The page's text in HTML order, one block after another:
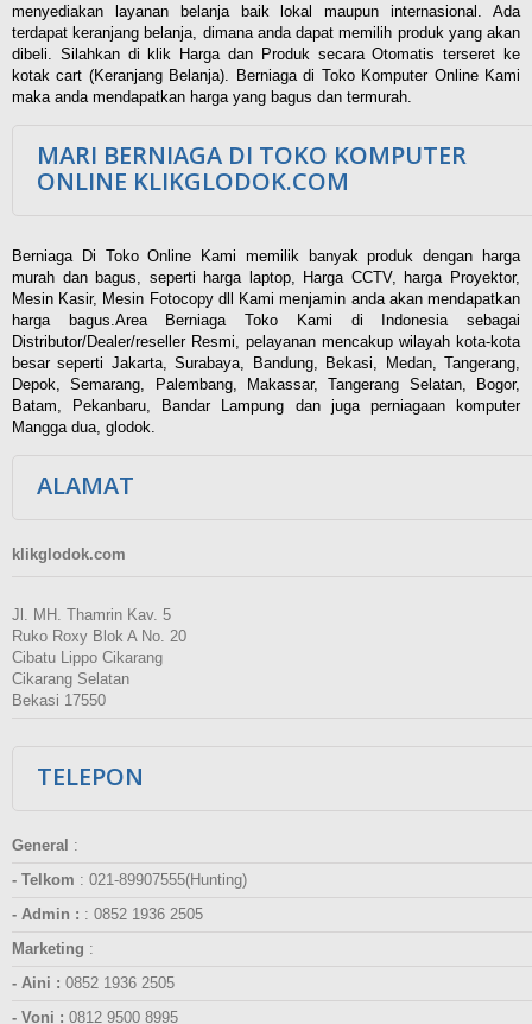
menyediakan layanan belanja baik lokal maupun internasional. Ada
terdapat keranjang belanja, dimana anda dapat memilih produk yang akan
dibeli. Silahkan di klik Harga dan Produk secara Otomatis terseret ke
kotak cart (Keranjang Belanja). Berniaga di Toko Komputer Online Kami
maka anda mendapatkan harga yang bagus dan termurah.
MARI BERNIAGA DI TOKO KOMPUTER
ONLINE KLIKGLODOK.COM
Berniaga Di Toko Online Kami memilik banyak produk dengan harga
murah dan bagus, seperti harga laptop, Harga CCTV, harga Proyektor,
Mesin Kasir, Mesin Fotocopy dll Kami menjamin anda akan mendapatkan
harga bagus.Area Berniaga Toko Kami di Indonesia sebagai
Distributor/Dealer/reseller Resmi, pelayanan mencakup wilayah kota-kota
besar seperti Jakarta, Surabaya, Bandung, Bekasi, Medan, Tangerang,
Depok, Semarang, Palembang, Makassar, Tangerang Selatan, Bogor,
Batam, Pekanbaru, Bandar Lampung dan juga perniagaan komputer
Mangga dua, glodok.
ALAMAT
klikglodok.com
Jl. MH. Thamrin Kav. 5
Ruko Roxy Blok A No. 20
Cibatu Lippo Cikarang
Cikarang Selatan
Bekasi 17550
TELEPON
General :
- Telkom : 021-89907555(Hunting)
- Admin : : 0852 1936 2505
Marketing :
- Aini : 0852 1936 2505
- Voni : 0812 9500 8995